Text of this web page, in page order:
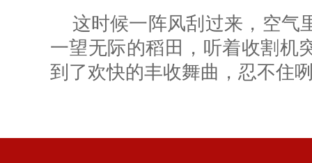
这时候一阵风刮过来，空气
一望无际的稻田，听着收割机
到了欢快的丰收舞曲，忍不住